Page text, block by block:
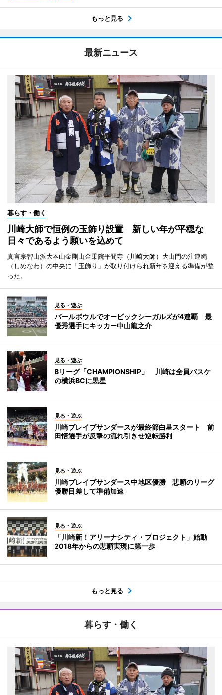
もっと見る
最新ニュース
暮らす・働く
川崎大師で恒例の玉飾り設置 新しい年が平穏な
日々であるよう願いを込めて
真言宗智山派大本山金剛山金乗院平間寺（川崎大師）大山門の注連縄
（しめなわ）の中央に「玉飾り」が取り付けられ新年を迎える準備が整
った。
見る・遊ぶ
パールボウルでオービックシーガルズが4連覇 最
優秀選手にキッカー中山龍之介
見る・遊ぶ
Bリーグ「CHAMPIONSHIP」 川崎は全員バスケ
の横浜BCに黒星
見る・遊ぶ
川崎ブレイブサンダースが最終節白星スタート 前
田悟選手が反撃の流れ引きせ逆転勝利
見る・遊ぶ
川崎ブレイブサンダース中地区優勝 悲願のリーグ
優勝目差して準備加速
見る・遊ぶ
「川崎新！アリーナシティ・プロジェクト」始動
2018年からの悲願実現に第一歩
もっと見る
暮らす・働く